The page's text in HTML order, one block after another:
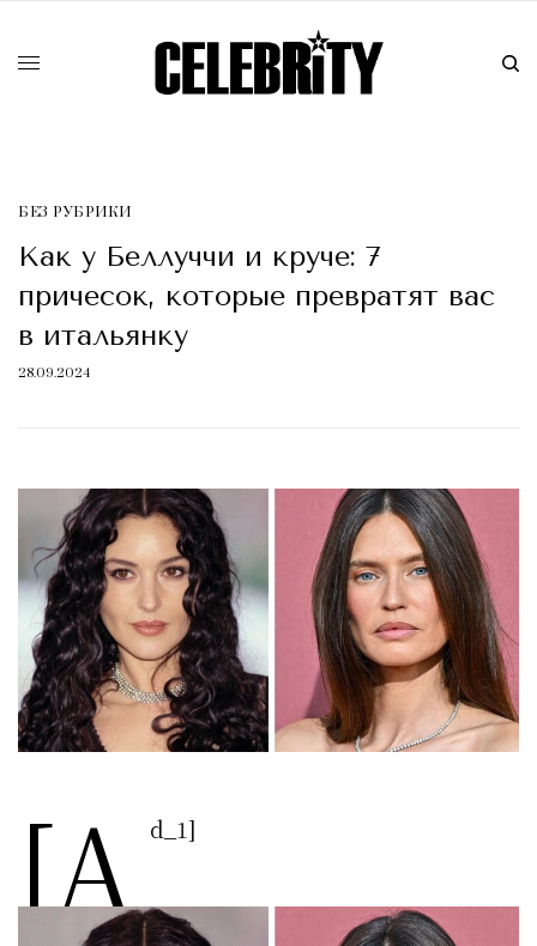
БЕЗ РУБРИКИ
Как у Беллуччи и круче: 7
причесок, которые превратят вас
в итальянку
28.09.2024
[a d_1]